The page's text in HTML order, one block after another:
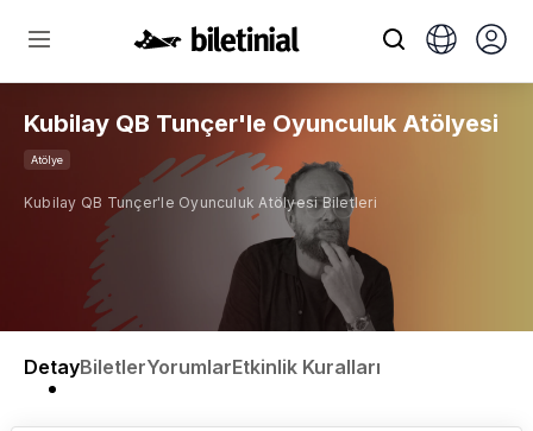
Kubilay QB Tunçer'le Oyunculuk Atölyesi
Atölye
Kubilay QB Tunçer'le Oyunculuk Atölyesi Biletleri
DetayBiletlerYorumlarEtkinlik Kuralları